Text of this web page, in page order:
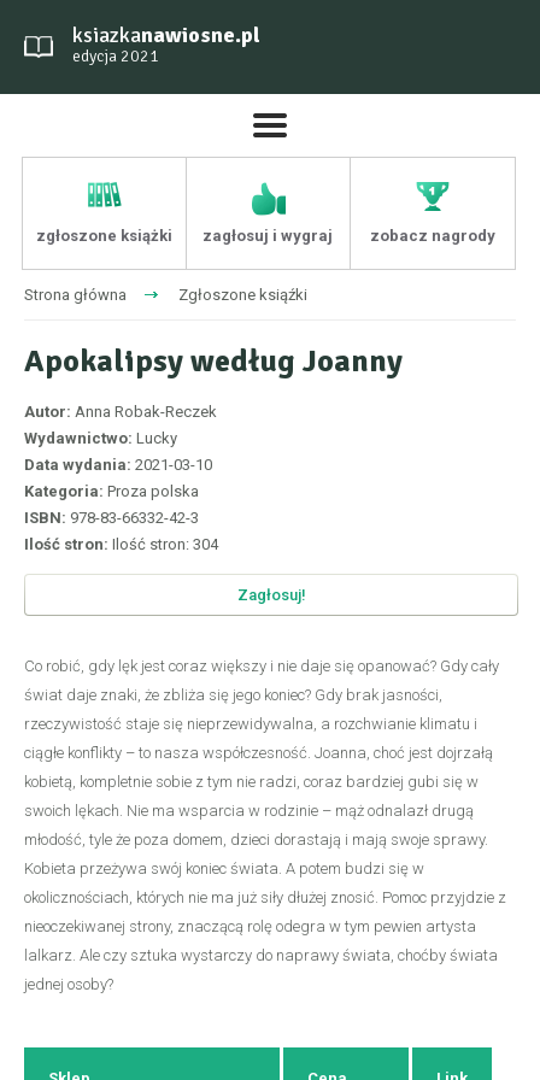
ksiazkanawiosne.pl
edycja 2021
zgłoszone książki zagłosuj i wygraj zobacz nagrody
Strona główna Zgłoszone ksiąźki
Apokalipsy według Joanny
Autor: Anna Robak-Reczek
Wydawnictwo: Lucky
Data wydania: 2021-03-10
Kategoria: Proza polska
ISBN: 978-83-66332-42-3
Ilość stron: Ilość stron: 304
Zagłosuj!
Co robić, gdy lęk jest coraz większy i nie daje się opanować? Gdy cały
świat daje znaki, że zbliża się jego koniec? Gdy brak jasności,
rzeczywistość staje się nieprzewidywalna, a rozchwianie klimatu i
ciągłe konflikty – to nasza współczesność. Joanna, choć jest dojrzałą
kobietą, kompletnie sobie z tym nie radzi, coraz bardziej gubi się w
swoich lękach. Nie ma wsparcia w rodzinie – mąż odnalazł drugą
młodość, tyle że poza domem, dzieci dorastają i mają swoje sprawy.
Kobieta przeżywa swój koniec świata. A potem budzi się w
okolicznościach, których nie ma już siły dłużej znosić. Pomoc przyjdzie z
nieoczekiwanej strony, znaczącą rolę odegra w tym pewien artysta
lalkarz. Ale czy sztuka wystarczy do naprawy świata, choćby świata
jednej osoby?